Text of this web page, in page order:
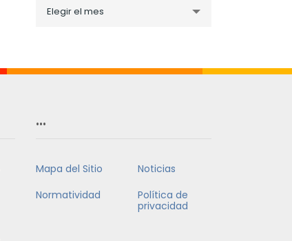
porElegir el mes
…
Mapa del Sitio
Noticias
Normatividad
Política de
privacidad